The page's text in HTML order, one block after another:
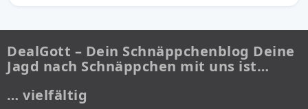
DealGott – Dein Schnäppchenblog Deine
Jagd nach Schnäppchen mit uns ist…
… vielfältig